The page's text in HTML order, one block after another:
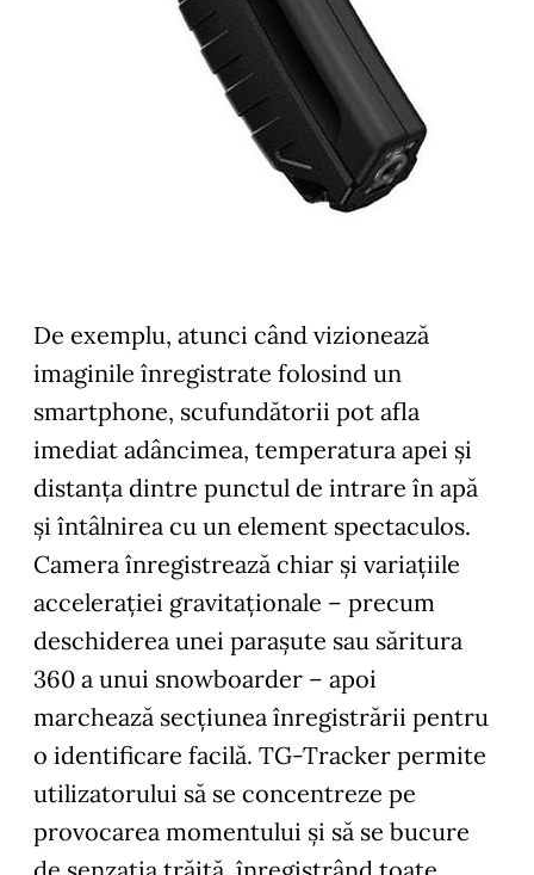
De exemplu, atunci când vizionează
imaginile înregistrate folosind un
smartphone, scufundătorii pot afla
imediat adâncimea, temperatura apei şi
distanţa dintre punctul de intrare în apă
şi întâlnirea cu un element spectaculos.
Camera înregistrează chiar şi variaţiile
acceleraţiei gravitaţionale – precum
deschiderea unei paraşute sau săritura
360 a unui snowboarder – apoi
marchează secţiunea înregistrării pentru
o identificare facilă. TG-Tracker permite
utilizatorului să se concentreze pe
provocarea momentului şi să se bucure